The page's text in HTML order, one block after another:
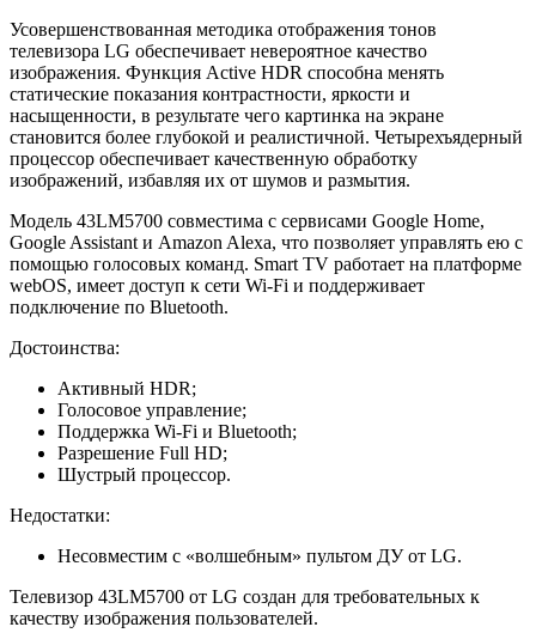
Усовершенствованная методика отображения тонов
телевизора LG обеспечивает невероятное качество
изображения. Функция Active HDR способна менять
статические показания контрастности, яркости и
насыщенности, в результате чего картинка на экране
становится более глубокой и реалистичной. Четырехъядерный
процессор обеспечивает качественную обработку
изображений, избавляя их от шумов и размытия.
Модель 43LM5700 совместима с сервисами Google Home,
Google Assistant и Amazon Alexa, что позволяет управлять ею с
помощью голосовых команд. Smart TV работает на платформе
webOS, имеет доступ к сети Wi-Fi и поддерживает
подключение по Bluetooth.
Достоинства:
Активный HDR;
Голосовое управление;
Поддержка Wi-Fi и Bluetooth;
Разрешение Full HD;
Шустрый процессор.
Недостатки:
Несовместим с «волшебным» пультом ДУ от LG.
Телевизор 43LM5700 от LG создан для требовательных к
качеству изображения пользователей.